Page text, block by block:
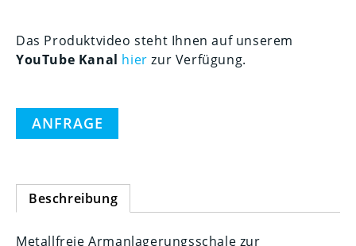
Das Produktvideo steht Ihnen auf unserem
YouTube Kanal hier zur Verfügung.
ANFRAGE
Beschreibung
Metallfreie Armanlagerungsschale zur